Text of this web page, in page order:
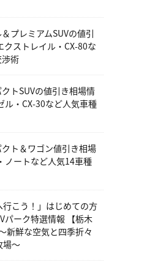
プレミアムSUVの値引
クストレイル・CX-80な
術
トSUVの値引き相場情
ル・CX-30など人気車種
クト＆ワゴン値引き相場
ノートなど人気14車種
行こう！」はじめての方
パーク特選情報 【栃木
新鮮な空気と四季折々
場～